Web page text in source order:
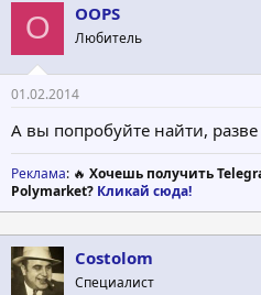
O OOPS
Любитель
01.02.2014
А вы попробуйте найти, разве
Реклама: 🔥 Хочешь получить
Polymarket? Кликай сюда!
Costolom
Специалист